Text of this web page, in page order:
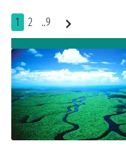
1 2 ..9